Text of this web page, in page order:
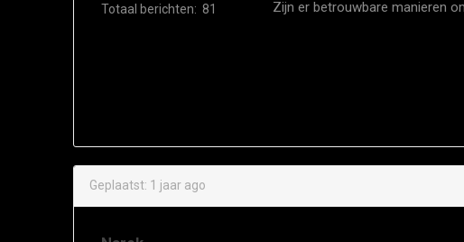
Totaal berichten: 81 Zijn er betrouwbare manieren
Geplaatst: 1 jaar ago